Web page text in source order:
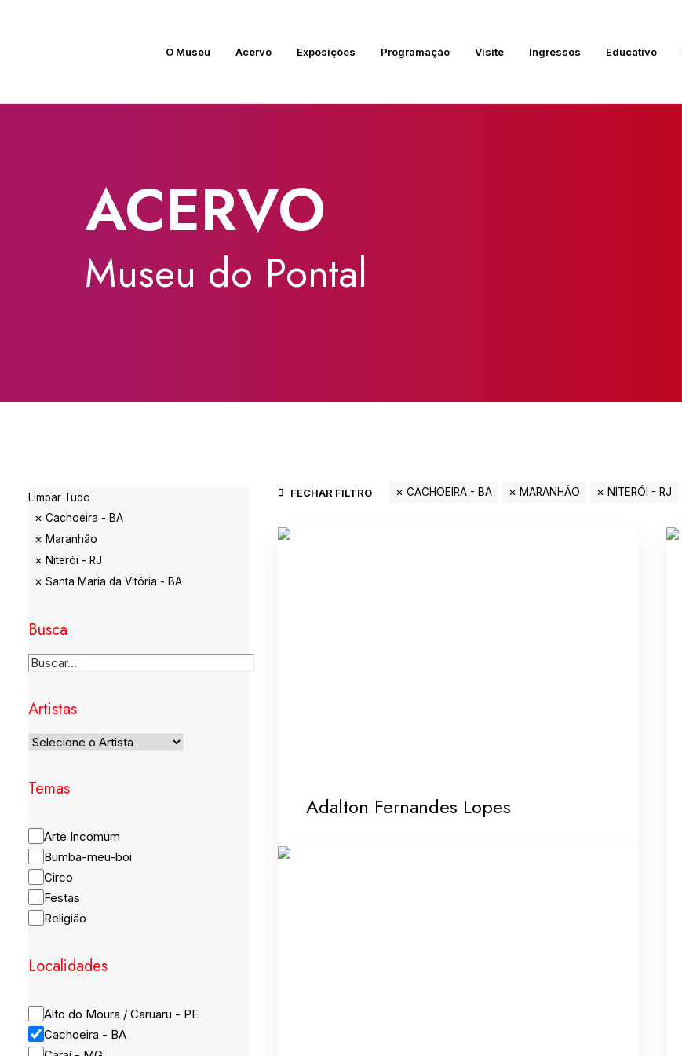
O Museu Acervo Exposições Programação Visite Ingressos Educativo
ACERVO
Museu do Pontal
Limpar Tudo
Cachoeira - BA
Maranhão
Niterói - RJ
Santa Maria da Vitória - BA
Busca
Artistas
Temas
Arte Incomum
Bumba-meu-boi
Circo
Festas
Religião
Localidades
Alto do Moura / Caruaru - PE
Cachoeira - BA
FECHAR FILTRO CACHOEIRA - BA MARANHÃO NITERÓI - RJ
Adalton Fernandes Lopes